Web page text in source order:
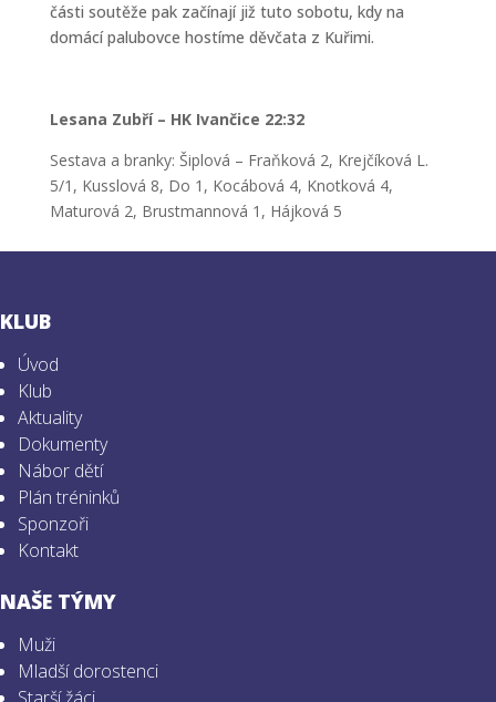
části soutěže pak začínají již tuto sobotu, kdy na
domácí palubovce hostíme děvčata z Kuřimi.
Lesana Zubří – HK Ivančice 22:32
Sestava a branky: Šiplová – Fraňková 2, Krejčíková L.
5/1, Kusslová 8, Do 1, Kocábová 4, Knotková 4,
Maturová 2, Brustmannová 1, Hájková 5
KLUB
Úvod
Klub
Aktuality
Dokumenty
Nábor dětí
Plán tréninků
Sponzoři
Kontakt
NAŠE TÝMY
Muži
Mladší dorostenci